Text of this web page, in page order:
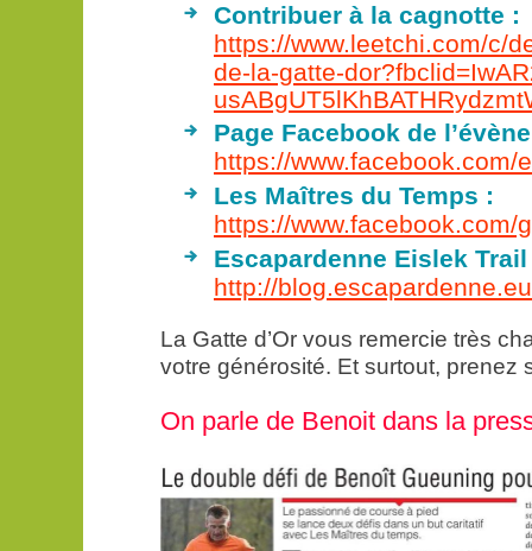
Contribuer à la cagnotte :
https://www.leetchi.com/c/
de-la-gatte-
Page Facebook de
https://www.facebook.com/
Les Maîtres du Temps :
https://www.facebook.com/
Escapardenne Eislek
http://
La Gatte d’Or vous remercie très
votre générosité. Et surtout, prenez
On parle de Benoit dans la